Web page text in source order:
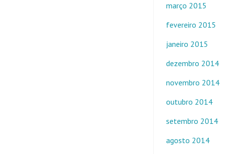
março 2015
fevereiro 2015
janeiro 2015
dezembro 2014
novembro 2014
outubro 2014
setembro 2014
agosto 2014